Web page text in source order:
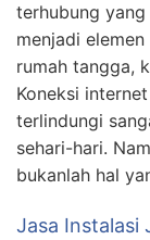
terhubung
menjadi
rumah tangga,
Koneksi
terlindungi
sehari-hari.
bukanlah hal
Jasa Instalasi